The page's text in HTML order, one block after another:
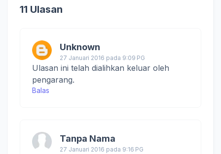
11 Ulasan
Unknown
27 Januari 2016 pada 9:09 PG
Ulasan ini telah dialihkan keluar oleh
pengarang.
Balas
Tanpa Nama
27 Januari 2016 pada 9:16 PG